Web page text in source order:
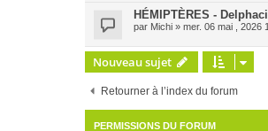
HÉMIPTÈRES -
par Michi » mer. 06 mai , 2026
Nouveau sujet
Retourner à l’index du forum
PERMISSIONS DU FORUM